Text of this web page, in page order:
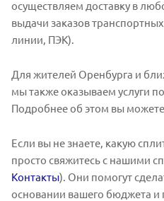
осуществляем доставку в
выдачи заказов
линии, ПЭК).
Для жителей Оренбурга и
мы также оказываем услуги
Подробнее об этом вы можете
Если вы не знаете, какую
просто свяжитесь с нашими
Контакты). Они помогут
основании вашего бюджета и